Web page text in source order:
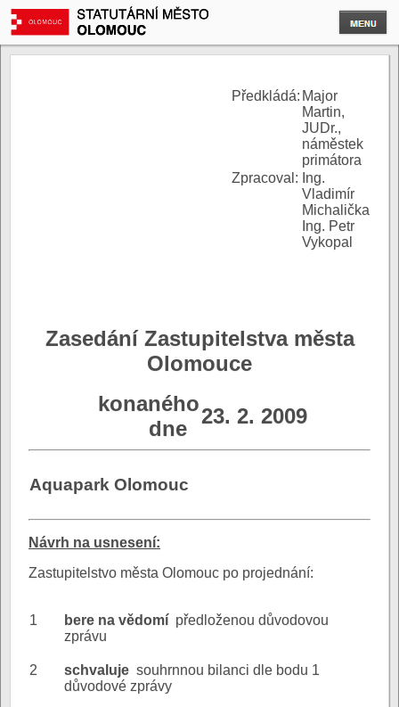
Předkládá: Major
Martin,
JUDr.,
náměstek
primátora
Zpracoval: Ing.
Vladimír
Michalička
Ing. Petr
Vykopal
Zasedání Zastupitelstva města
Olomouce
konaného
dne
23. 2. 2009
Aquapark Olomouc
Návrh na usnesení:
Zastupitelstvo města Olomouc po projednání:
1 bere na vědomí předloženou důvodovou
zprávu
2 schvaluje souhrnnou bilanci dle bodu 1
důvodové zprávy